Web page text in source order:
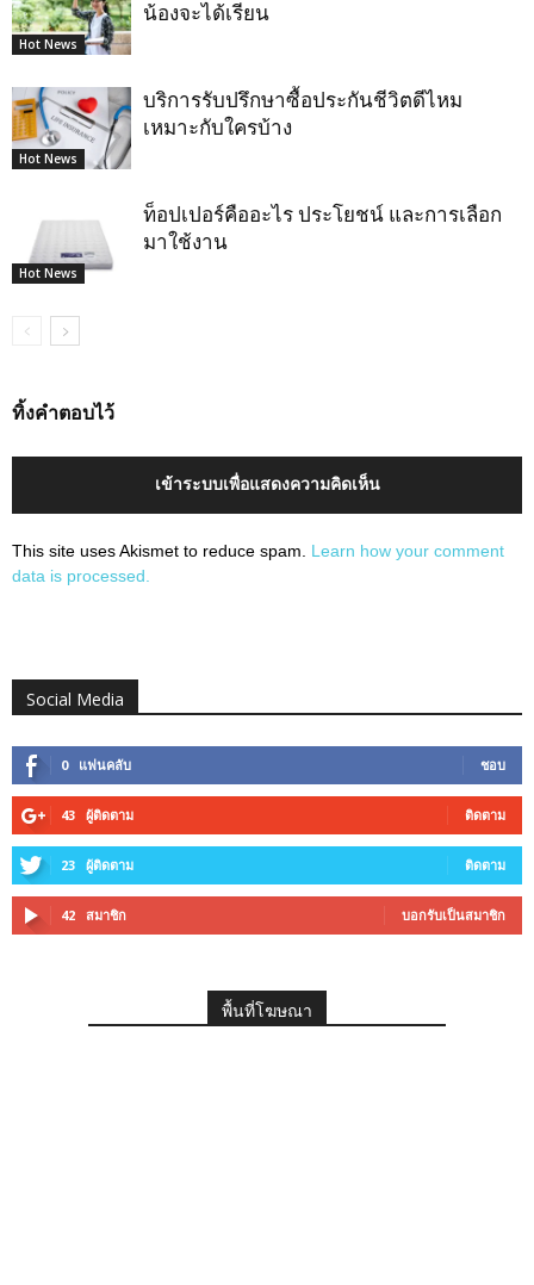
Hot News
น้องจะได้เรียน
Hot News
บริการรับปรึกษาซื้อประกันชีวิตดีไหม
เหมาะกับใครบ้าง
Hot News
ท็อปเปอร์คืออะไร ประโยชน์ และการเลือก
มาใช้งาน
ทิ้งคำตอบไว้
เข้าระบบเพื่อแสดงความคิดเห็น
This site uses Akismet to reduce spam. Learn how your comment
data is processed.
Social Media
0 แฟนคลับ ชอบ
43 ผู้ติดตาม ติดตาม
23 ผู้ติดตาม ติดตาม
42 สมาชิก บอกรับเป็นสมาชิก
พื้นที่โฆษณา